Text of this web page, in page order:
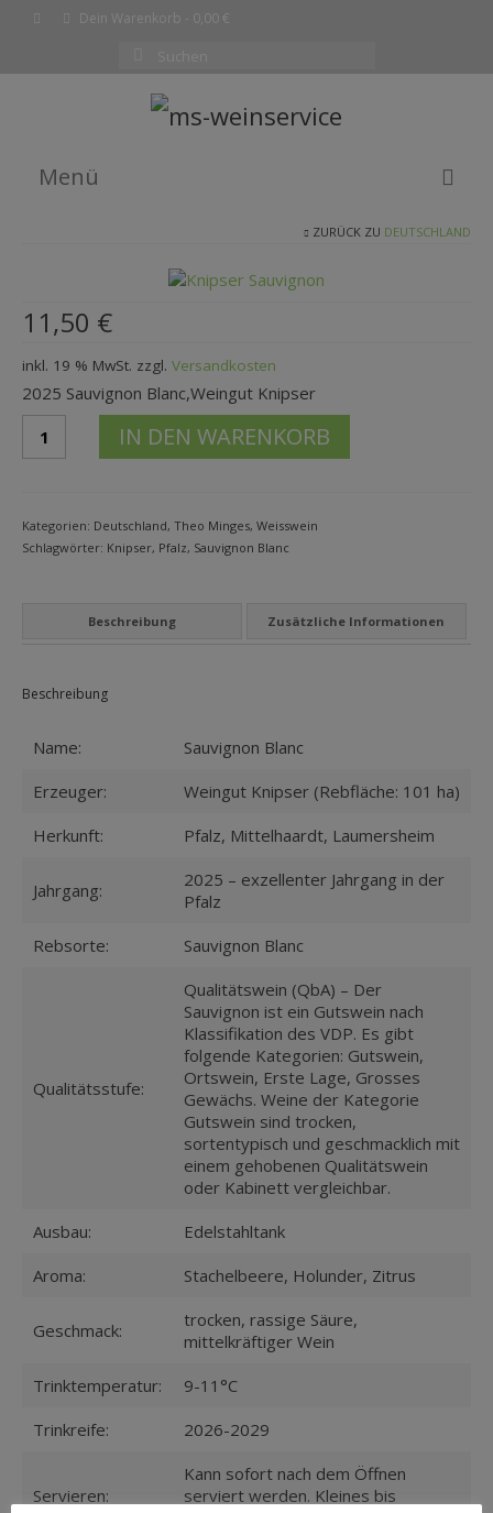
Dein Warenkorb 0,00 €
nach:
Menü
SHOP
KOMPLETTE WEINLISTE
WARENKORB
KASSE
Datenschutzbelehrung
Zahlungsarten
PHILOSOPHIE
ZURÜCK ZU DEUTSCHLAND
11,50 €
inkl. 19 % MwSt. zzgl. Versandkosten
2025 Sauvignon Blanc,Weingut Knipser
Sauvignon
IN DEN WARENKORB
Kategorien: Deutschland, Theo Minges, Weisswein
Schlagwörter: Knipser, Pfalz, Sauvignon Blanc
Beschreibung Zusätzliche Informationen
Beschreibung
Name:
Sauvignon Blanc
Erzeuger:
Weingut Knipser (Rebfläche: 101 ha)
Herkunft:
Pfalz, Mittelhaardt, Laumersheim
Jahrgang:
2025 – exzellenter Jahrgang in der
Pfalz
Rebsorte:
Sauvignon Blanc
Qualitätsstufe:
Qualitätswein (QbA) – Der
Sauvignon ist ein Gutswein nach
Klassifikation des VDP. Es gibt
folgende Kategorien: Gutswein,
Ortswein, Erste Lage, Grosses
Gewächs. Weine der Kategorie
Gutswein sind trocken,
sortentypisch und geschmacklich mit
einem gehobenen Qualitätswein
oder Kabinett vergleichbar.
Ausbau:
Edelstahltank
Aroma:
Stachelbeere, Holunder, Zitrus
Geschmack:
trocken, rassige Säure,
mittelkräftiger Wein
Trinktemperatur:
9-11°C
Trinkreife:
2026-2029
Servieren:
Kann sofort nach dem Öffnen
serviert werden. Kleines bis